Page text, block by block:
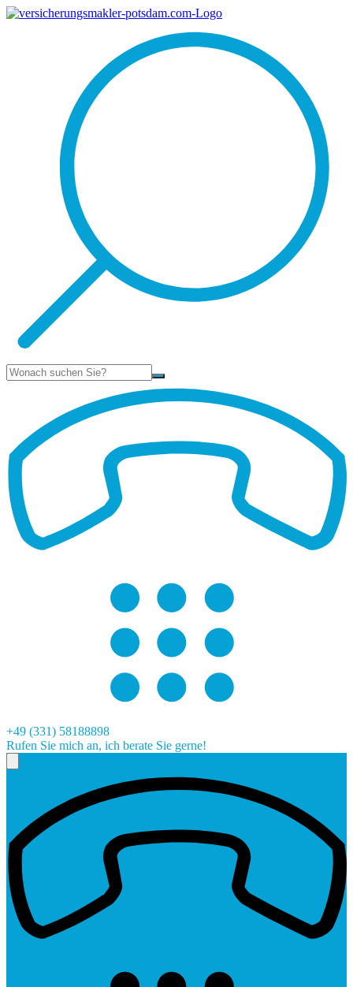
Suche
+49 (331) 58188898
Rufen Sie mich an, ich berate Sie gerne!